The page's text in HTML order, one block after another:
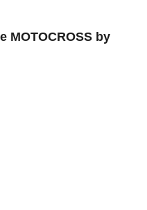
MOTOCROSS by